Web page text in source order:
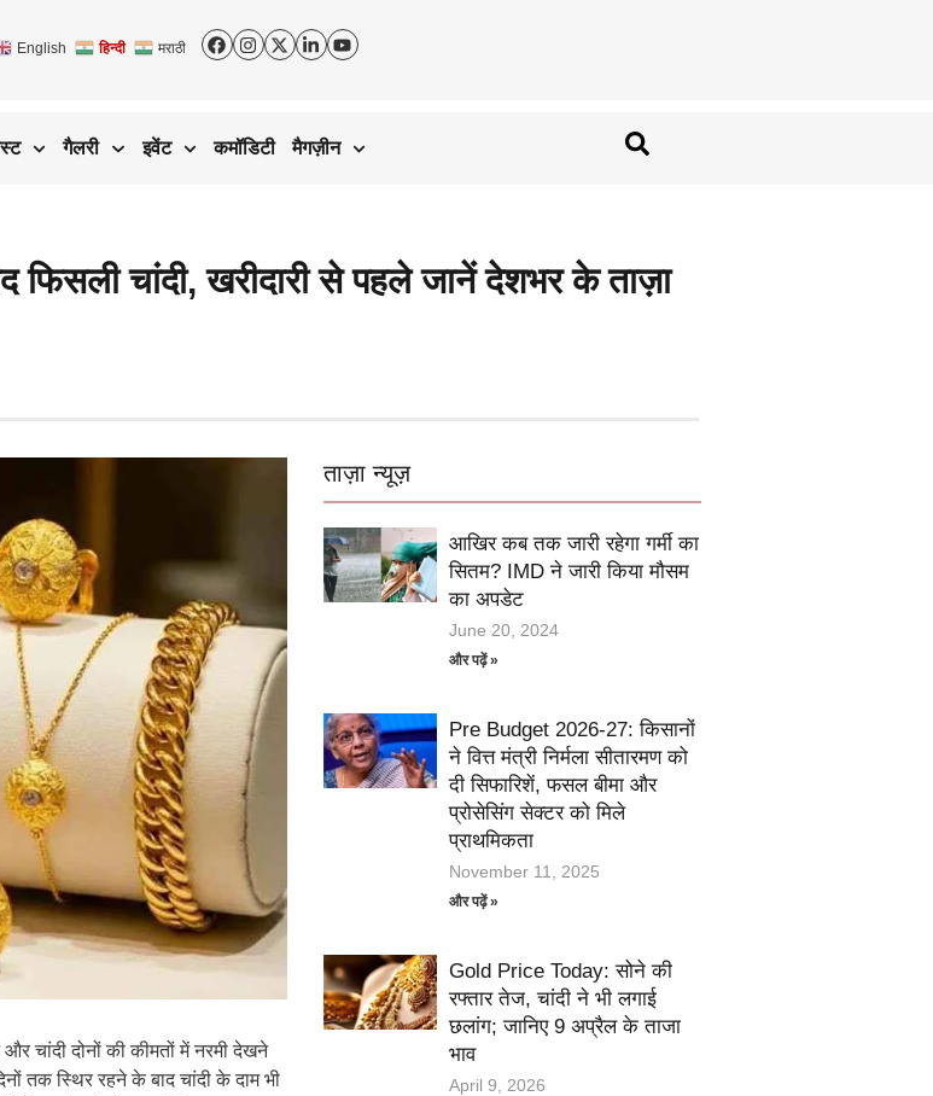
English हिन्दी मराठी
गैलरी इवेंट कमॉडिटी मैगज़ीन
चांदी, खरीदारी से पहले जानें देशभर के ताज़ा
चांदी दोनों की कीमतों में नरमी देखने
तक स्थिर रहने के बाद चांदी के दाम भी
ताज़ा न्यूज़
आखिर कब तक जारी रहेगा गर्मी का
सितम? IMD ने जारी किया मौसम
का अपडेट
June 20, 2024
और पढ़ें »
Pre Budget 2026-27: किसानों
ने वित्त मंत्री निर्मला सीतारमण को
दी सिफारिशें, फसल बीमा और
प्रोसेसिंग सेक्टर को मिले
प्राथमिकता
November 11, 2025
और पढ़ें »
Gold Price Today: सोने की
रफ्तार तेज, चांदी ने भी लगाई
छलांग; जानिए 9 अप्रैल के ताजा
भाव
April 9, 2026